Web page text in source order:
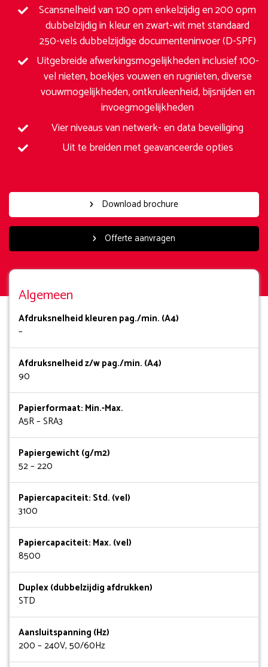
Scansnelheid van 120 opm enkelzijdig en 200 opm
dubbelzijdig in kleur en zwart-wit met standaard
250-vels dubbelzijdige documenteninvoer (D-SPF)
Uitgebreide afwerkingsmogelijkheden inclusief 100-
vel nieten, boekjes vouwen en rugnieten, diverse
vouwmogelijkheden, ontkruleenheid, bijsnijden en
invoegmogelijkheden
Vier niveaus van netwerk- en data beveiliging
Uit te breiden met geavanceerde opties
Download brochure
Offerte aanvragen
Algemeen
Afdruksnelheid kleuren pag./min. (A4)
–
Afdruksnelheid z/w pag./min. (A4)
90
Papierformaat: Min.-Max.
A5R – SRA3
Papiergewicht (g/m2)
52 – 220
Papiercapaciteit: Std. (vel)
3100
Papiercapaciteit: Max. (vel)
8500
Duplex (dubbelzijdig afdrukken)
STD
Aansluitspanning (Hz)
200 – 240V, 50/60Hz